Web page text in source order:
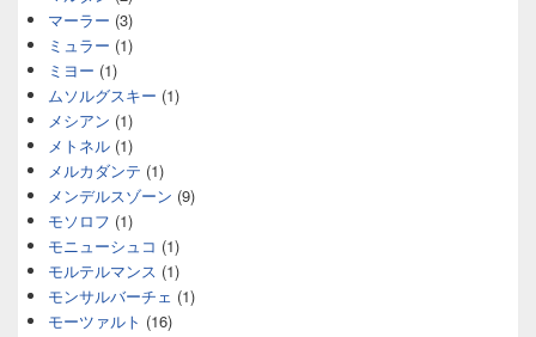
マーラー (3)
ミュラー (1)
ミヨー (1)
ムソルグスキー (1)
メシアン (1)
メトネル (1)
メルカダンテ (1)
メンデルスゾーン (9)
モソロフ (1)
モニューシュコ (1)
モルテルマンス (1)
モンサルバーチェ (1)
モーツァルト (16)